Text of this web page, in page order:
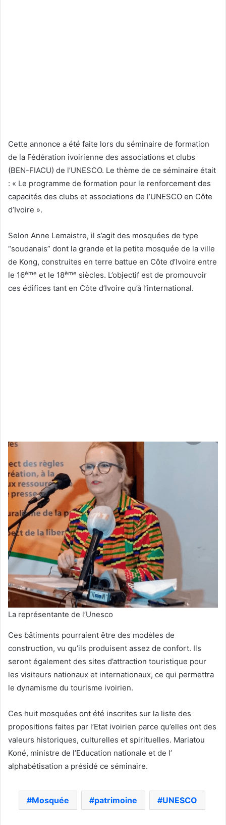
Cette annonce a été faite lors du séminaire de formation
de la Fédération ivoirienne des associations et clubs
(BEN-FIACU) de l’UNESCO. Le thème de ce séminaire était
: « Le programme de formation pour le renforcement des
capacités des clubs et associations de l’UNESCO en Côte
d’Ivoire ».
Selon Anne Lemaistre, il s’agit des mosquées de type
“soudanais” dont la grande et la petite mosquée de la ville
de Kong, construites en terre battue en Côte d’Ivoire entre
le 16ème et le 18ème siècles. L’objectif est de promouvoir
ces édifices tant en Côte d’Ivoire qu’à l’international.
La représentante de l’Unesco
Ces bâtiments pourraient être des modèles de
construction, vu qu’ils produisent assez de confort. Ils
seront également des sites d’attraction touristique pour
les visiteurs nationaux et internationaux, ce qui permettra
le dynamisme du tourisme ivoirien.
Ces huit mosquées ont été inscrites sur la liste des
propositions faites par l’Etat ivoirien parce qu’elles ont des
valeurs historiques, culturelles et spirituelles. Mariatou
Koné, ministre de l’Education nationale et de l’
alphabétisation a présidé ce séminaire.
Mosquée patrimoine UNESCO